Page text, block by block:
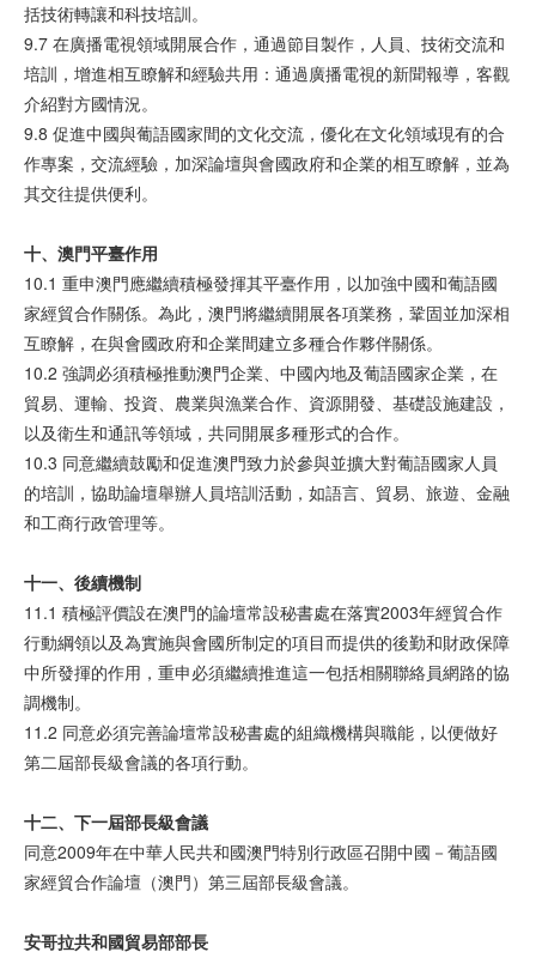
括技術轉讓和科技培訓。
9.7 在廣播電視領域開展合作，通過節目製作，人員、技術交流和
培訓，增進相互瞭解和經驗共用：通過廣播電視的新聞報導，客觀
介紹對方國情況。
9.8 促進中國與葡語國家間的文化交流，優化在文化領域現有的合
作專案，交流經驗，加深論壇與會國政府和企業的相互瞭解，並為
其交往提供便利。
十、澳門平臺作用
10.1 重申澳門應繼續積極發揮其平臺作用，以加強中國和葡語國
家經貿合作關係。為此，澳門將繼續開展各項業務，鞏固並加深相
互瞭解，在與會國政府和企業間建立多種合作夥伴關係。
10.2 強調必須積極推動澳門企業、中國內地及葡語國家企業，在
貿易、運輸、投資、農業與漁業合作、資源開發、基礎設施建設，
以及衛生和通訊等領域，共同開展多種形式的合作。
10.3 同意繼續鼓勵和促進澳門致力於參與並擴大對葡語國家人員
的培訓，協助論壇舉辦人員培訓活動，如語言、貿易、旅遊、金融
和工商行政管理等。
十一、後續機制
11.1 積極評價設在澳門的論壇常設秘書處在落實2003年經貿合作
行動綱領以及為實施與會國所制定的項目而提供的後勤和財政保障
中所發揮的作用，重申必須繼續推進這一包括相關聯絡員網路的協
調機制。
11.2 同意必須完善論壇常設秘書處的組織機構與職能，以便做好
第二屆部長級會議的各項行動。
十二、下一屆部長級會議
同意2009年在中華人民共和國澳門特別行政區召開中國－葡語國
家經貿合作論壇（澳門）第三屆部長級會議。
安哥拉共和國貿易部部長